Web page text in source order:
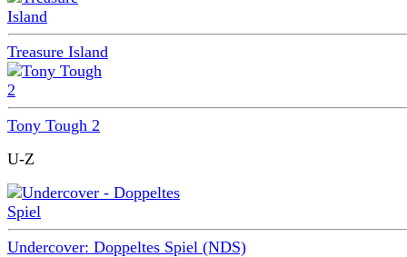
Treasure Island
Tony Tough 2
U-Z
Undercover: Doppeltes Spiel (NDS)